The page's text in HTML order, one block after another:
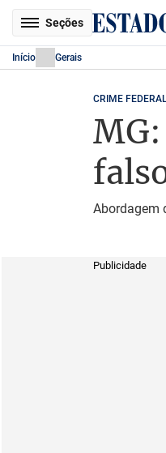
Seções
Início Gerais
CRIME FEDERAL
Abordagem
Publicidade